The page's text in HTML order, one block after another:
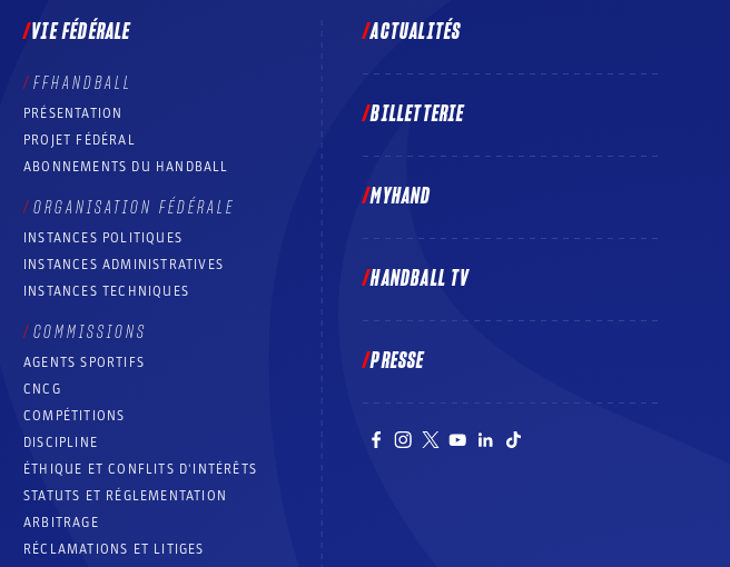
VIE FÉDÉRALE
FFHANDBALL
PRÉSENTATION
PROJET FÉDÉRAL
ABONNEMENTS DU HANDBALL
ORGANISATION FÉDÉRALE
INSTANCES POLITIQUES
INSTANCES ADMINISTRATIVES
INSTANCES TECHNIQUES
COMMISSIONS
AGENTS SPORTIFS
CNCG
COMPÉTITIONS
DISCIPLINE
ÉTHIQUE ET CONFLITS D'INTÉRÊTS
STATUTS ET RÉGLEMENTATION
ARBITRAGE
RÉCLAMATIONS ET LITIGES
ACTUALITÉS
BILLETTERIE
MYHAND
HANDBALL TV
PRESSE